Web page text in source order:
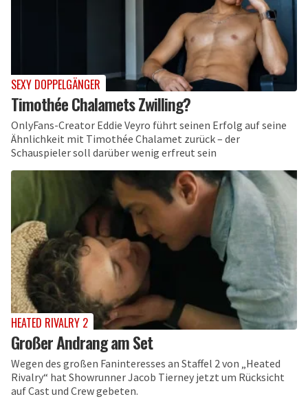
SEXY DOPPELGÄNGER
Timothée Chalamets Zwilling?
OnlyFans-Creator Eddie Veyro führt seinen Erfolg auf seine
Ähnlichkeit mit Timothée Chalamet zurück – der
Schauspieler soll darüber wenig erfreut sein
HEATED RIVALRY 2
Großer Andrang am Set
Wegen des großen Faninteresses an Staffel 2 von „Heated
Rivalry“ hat Showrunner Jacob Tierney jetzt um Rücksicht
auf Cast und Crew gebeten.